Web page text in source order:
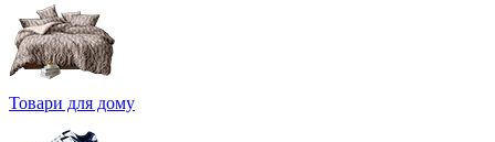
Товари для дому